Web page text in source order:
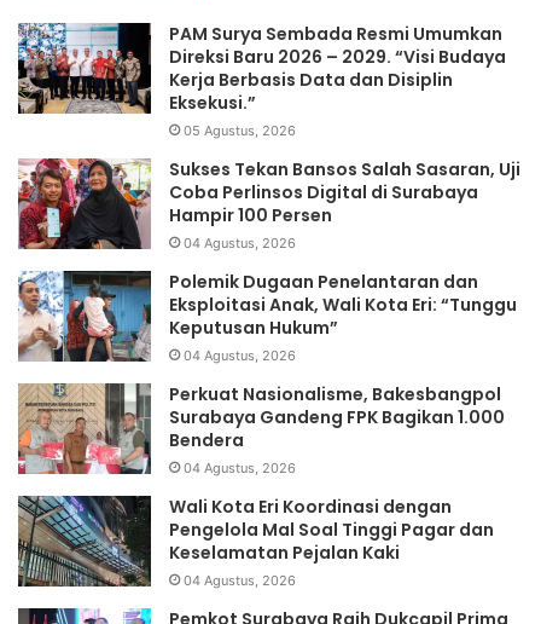
PAM Surya Sembada Resmi Umumkan
Direksi Baru 2026 – 2029. “Visi Budaya
Kerja Berbasis Data dan Disiplin
Eksekusi.”
05 Agustus, 2026
Sukses Tekan Bansos Salah Sasaran, Uji
Coba Perlinsos Digital di Surabaya
Hampir 100 Persen
04 Agustus, 2026
Polemik Dugaan Penelantaran dan
Eksploitasi Anak, Wali Kota Eri: “Tunggu
Keputusan Hukum”
04 Agustus, 2026
Perkuat Nasionalisme, Bakesbangpol
Surabaya Gandeng FPK Bagikan 1.000
Bendera
04 Agustus, 2026
Wali Kota Eri Koordinasi dengan
Pengelola Mal Soal Tinggi Pagar dan
Keselamatan Pejalan Kaki
04 Agustus, 2026
Pemkot Surabaya Raih Dukcapil Prima